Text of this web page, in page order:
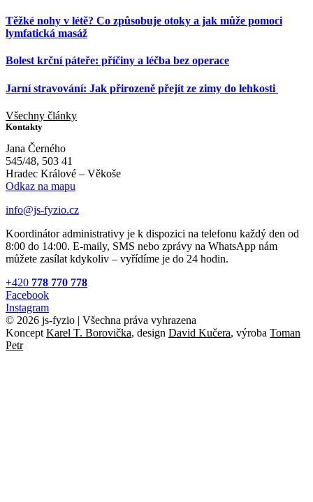
Těžké nohy v létě? Co způsobuje otoky a jak může pomoci
lymfatická masáž
Bolest krční páteře: příčiny a léčba bez operace
Jarní stravování: Jak přirozeně přejít ze zimy do lehkosti
Všechny články
Kontakty
Jana Černého
545/48, 503 41
Hradec Králové – Věkoše
Odkaz na mapu
info@js-fyzio.cz
Koordinátor administrativy je k dispozici na telefonu každý den od
8:00 do 14:00. E-maily, SMS nebo zprávy na WhatsApp nám
můžete zasílat kdykoliv – vyřídíme je do 24 hodin.
+420 778 770 778
Facebook
Instagram
© 2026 js-fyzio | Všechna práva vyhrazena
Koncept Karel T. Borovička, design David Kučera, výroba Toman
Petr